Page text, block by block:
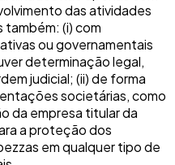
das atividades
também: (i) com
ou governamentais
determinação legal,
judicial; (ii) de forma
societárias, como
da empresa titular da
a proteção dos
em qualquer tipo de